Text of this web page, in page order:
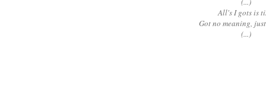
All's I gots is
Got no meaning,
(...)